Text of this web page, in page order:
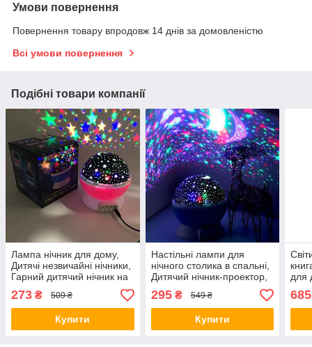
Умови повернення
Повернення товару впродовж 14 днів за домовленістю
Всі умови повернення
Подібні товари компанії
Лампа нічник для дому,
Дитячі незвичайні нічники,
Гарний дитячий нічник на
батарейках TQ-17
273 ₴ 509 ₴
Купити
Настільні лампи для
нічного столика в спальні,
Дитячий нічник-проектор,
Нічники для немовлят ZE-
58
295₴ 549 ₴
Купити
для